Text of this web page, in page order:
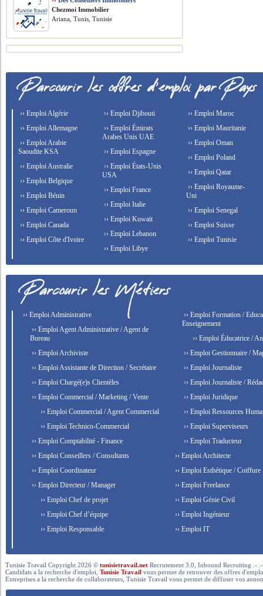
Chezmoi Immobilier
Ariana, Tunis, Tunisie
›› Emploi Algérie
›› Emploi Allemagne
›› Emploi Arabie
Saoudite KSA
›› Emploi Australie
›› Emploi Belgique
›› Emploi Bénin
›› Emploi Cameroun
›› Emploi Canada
›› Emploi Côte d'Ivoire
›› Emploi Djibouti
›› Emploi Émirats
Arabes Unis UAE
›› Emploi Espagne
›› Emploi États-Unis
USA
›› Emploi France
›› Emploi Italie
›› Emploi Kuwait
›› Emploi Lebanon
›› Emploi Libye
›› Emploi Maroc
›› Emploi Mauritanie
›› Emploi Oman
›› Emploi Poland
›› Emploi Qatar
›› Emploi Royaume-
Uni
›› Emploi Senegal
›› Emploi Suisse
›› Emploi Tunisie
›› Emploi Administrative
›› Emploi Agent Administrative / Agent de
Bureau
›› Emploi Archiviste
›› Emploi Assistante de Direction / Secrétaire
›› Emploi Chargé(e)s Clientèles
›› Emploi Commercial / Marketing / Vente
›› Emploi Commercial / Agent Commercial
›› Emploi Technico-Commercial
›› Emploi Comptabilité - Finance
›› Emploi Conseillers / Consultants
›› Emploi Coordinateur
›› Emploi Directeur / Manager
›› Emploi Chef de projet
›› Emploi Chef d’équipe
›› Emploi Responsable
›› Emploi Formation /
Enseignement
›› Emploi Éducatrice /
›› Emploi Gestionnaire /
›› Emploi Journaliste
›› Emploi Journaliste /
›› Emploi Juridique
›› Emploi Ressources
›› Emploi Superviseurs
›› Emploi Traducteur
›› Emploi Architecte
›› Emploi Esthétique / Coiffure
›› Emploi Freelance
›› Emploi Génie Civil
›› Emploi Ingénieur
›› Emploi IT
Tunisie Travail Copyright 2026 ©tunisietravail.net Recrutement 3.0, Inbound Recruiting .-
Candidats a la recherche d'emploi,Tunisie Travail vous permet de retrouver des offres
Entreprises a la recherche de collaborateurs, Tunisie Travail vous permet de diffuser vos